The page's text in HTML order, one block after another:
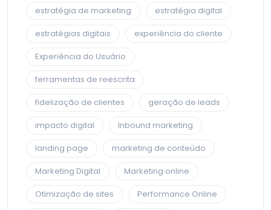
estratégia de marketing
estratégia digital
estratégias digitais
experiência do cliente
Experiência do Usuário
ferramentas de reescrita
fidelização de clientes
geração de leads
impacto digital
Inbound marketing
landing page
marketing de conteúdo
Marketing Digital
Marketing online
Otimização de sites
Performance Online